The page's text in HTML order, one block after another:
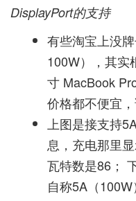
DisplayPort的支持
有些淘宝上没
100W），其实
寸 MacBook
价格都不便宜，
上图是接支持
息，充电那里
瓦特数是86；
自称5A（